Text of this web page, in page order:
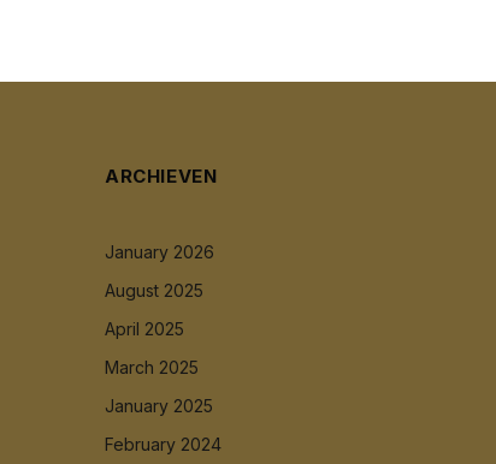
ARCHIEVEN
January 2026
August 2025
April 2025
March 2025
January 2025
February 2024